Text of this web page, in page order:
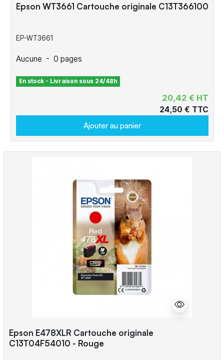
Epson WT3661 Cartouche originale C13T366100
EP-WT3661
Aucune - 0 pages
En stock - Livraison sous 24/48h
20,42 € HT
24,50 € TTC
Ajouter au panier
Epson E478XLR Cartouche originale
C13T04F54010 - Rouge